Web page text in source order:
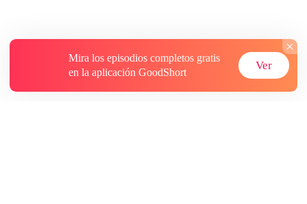
Mira los episodios completos gratis
en la aplicación GoodShort
Ver